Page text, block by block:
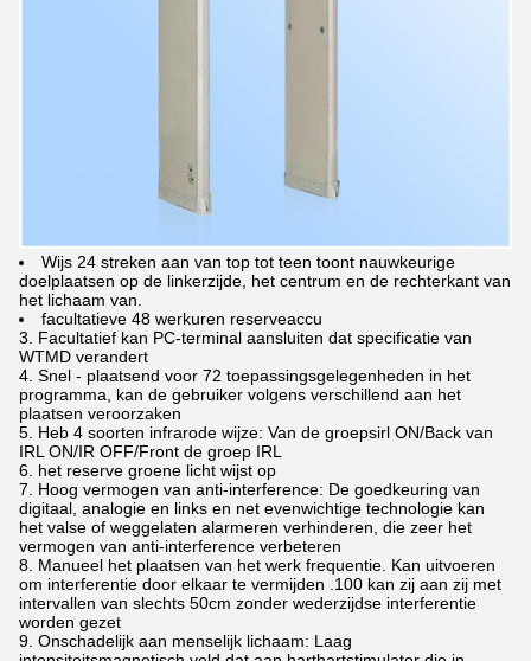
Wijs 24 streken aan van top tot teen toont nauwkeurige
doelplaatsen op de linkerzijde, het centrum en de rechterkant van
het lichaam van.
facultatieve 48 werkuren reserveaccu
3. Facultatief kan PC-terminal aansluiten dat specificatie van
WTMD verandert
4. Snel - plaatsend voor 72 toepassingsgelegenheden in het
programma, kan de gebruiker volgens verschillend aan het
plaatsen veroorzaken
5. Heb 4 soorten infrarode wijze: Van de groepsirl ON/Back van
IRL ON/IR OFF/Front de groep IRL
6. het reserve groene licht wijst op
7. Hoog vermogen van anti-interference: De goedkeuring van
digitaal, analogie en links en net evenwichtige technologie kan
het valse of weggelaten alarmeren verhinderen, die zeer het
vermogen van anti-interference verbeteren
8. Manueel het plaatsen van het werk frequentie. Kan uitvoeren
om interferentie door elkaar te vermijden .100 kan zij aan zij met
intervallen van slechts 50cm zonder wederzijdse interferentie
worden gezet
9. Onschadelijk aan menselijk lichaam: Laag